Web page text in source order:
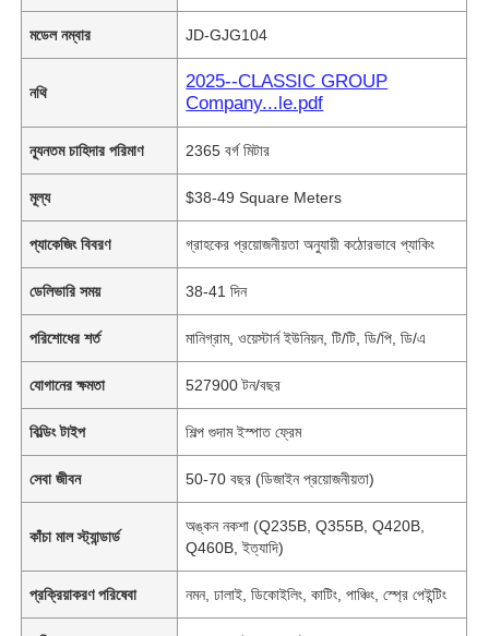
মডেল নম্বার JD-GJG104
নথি
2025--CLASSIC GROUP
Company...le.pdf
ন্যূনতম চাহিদার পরিমাণ 2365 বর্গ মিটার
মূল্য $38-49 Square Meters
প্যাকেজিং বিবরণ গ্রাহকের প্রয়োজনীয়তা অনুযায়ী কঠোরভাবে প্যাকিং
ডেলিভারি সময় 38-41 দিন
পরিশোধের শর্ত মানিগ্রাম, ওয়েস্টার্ন ইউনিয়ন, টি/টি, ডি/পি, ডি/এ
যোগানের ক্ষমতা 527900 টন/বছর
বিল্ডিং টাইপ শিল্প গুদাম ইস্পাত ফ্রেম
সেবা জীবন 50-70 বছর (ডিজাইন প্রয়োজনীয়তা)
কাঁচা মাল স্ট্যান্ডার্ড
অঙ্কন নকশা (Q235B, Q355B, Q420B,
Q460B, ইত্যাদি)
প্রক্রিয়াকরণ পরিষেবা নমন, ঢালাই, ডিকোইলিং, কাটিং, পাঞ্চিং, স্প্রে পেইন্টিং